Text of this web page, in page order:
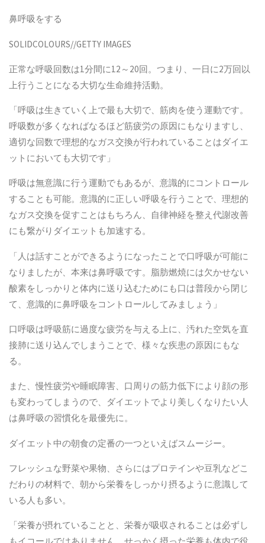
鼻呼吸をする
SOLIDCOLOURS//GETTY IMAGES
正常な呼吸回数は1分間に12 ～ 20回。つまり、一日に2万回以
上行うことになる大切な生命維持活動。
「呼吸は生きていく上で最も大切で、筋肉を使う運動です。
呼吸数が多くなればなるほど筋疲労の原因にもなりますし、
適切な回数で理想的なガス交換が行われていることはダイエ
ットにおいても大切です」
呼吸は無意識に行う運動でもあるが、意識的にコントロール
することも可能。意識的に正しい呼吸を行うことで、理想的
なガス交換を促すことはもちろん、自律神経を整え代謝改善
にも繋がりダイエットも加速する。
「人は話すことができるようになったことで口呼吸が可能に
なりましたが、本来は鼻呼吸です。脂肪燃焼には欠かせない
酸素をしっかりと体内に送り込むためにも口は普段から閉じ
て、意識的に鼻呼吸をコントロールしてみましょう」
口呼吸は呼吸筋に過度な疲労を与える上に、汚れた空気を直
接肺に送り込んでしまうことで、様々な疾患の原因にもな
る。
また、慢性疲労や睡眠障害、口周りの筋力低下により顔の形
も変わってしまうので、ダイエットでより美しくなりたい人
は鼻呼吸の習慣化を最優先に。
ダイエット中の朝食の定番の一つといえばスムージー。
フレッシュな野菜や果物、さらにはプロテインや豆乳などこ
だわりの材料で、朝から栄養をしっかり摂るように意識して
いる人も多い。
「栄養が摂れていることと、栄養が吸収されることは必ずし